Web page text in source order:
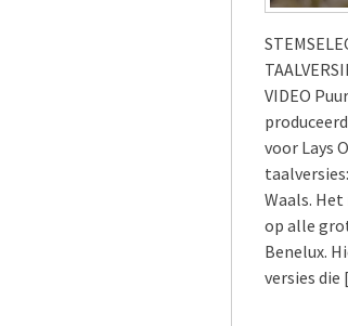
VIDEO
voor Lays
Waals.
op alle
Benelux.
versies